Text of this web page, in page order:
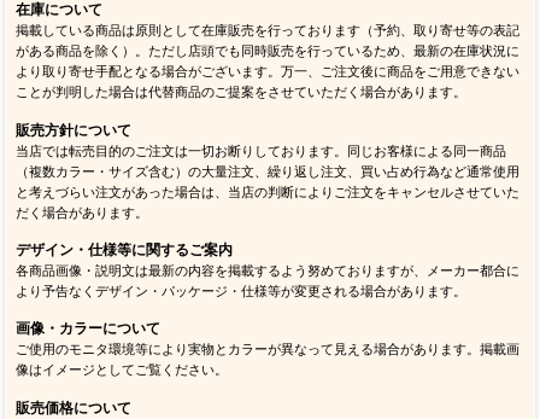
在庫について
掲載している商品は原則として在庫販売を行っております（予約、取り寄せ等の表記
がある商品を除く）。ただし店頭でも同時販売を行っているため、最新の在庫状況に
より取り寄せ手配となる場合がございます。万一、ご注文後に商品をご用意できない
ことが判明した場合は代替商品のご提案をさせていただく場合があります。
販売方針について
当店では転売目的のご注文は一切お断りしております。同じお客様による同一商品
（複数カラー・サイズ含む）の大量注文、繰り返し注文、買い占め行為など通常使用
と考えづらい注文があった場合は、当店の判断によりご注文をキャンセルさせていた
だく場合があります。
デザイン・仕様等に関するご案内
各商品画像・説明文は最新の内容を掲載するよう努めておりますが、メーカー都合に
より予告なくデザイン・パッケージ・仕様等が変更される場合があります。
画像・カラーについて
ご使用のモニタ環境等により実物とカラーが異なって見える場合があります。掲載画
像はイメージとしてご覧ください。
販売価格について